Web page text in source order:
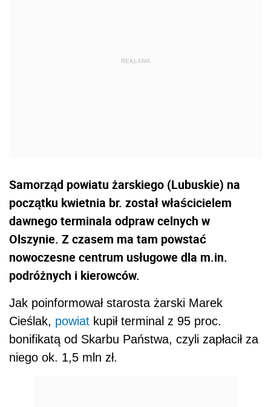
Samorząd powiatu żarskiego (Lubuskie) na
początku kwietnia br. został właścicielem
dawnego terminala odpraw celnych w
Olszynie. Z czasem ma tam powstać
nowoczesne centrum usługowe dla m.in.
podróżnych i kierowców.
Jak poinformował starosta żarski Marek
Cieślak, powiat kupił terminal z 95 proc.
bonifikatą od Skarbu Państwa, czyli zapłacił za
niego ok. 1,5 mln zł.